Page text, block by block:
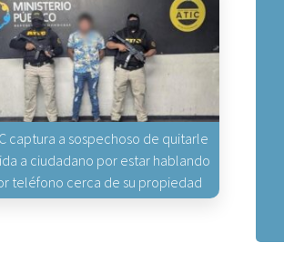
captura a sospechoso de quitarle
a ciudadano por estar hablando
teléfono cerca de su propiedad